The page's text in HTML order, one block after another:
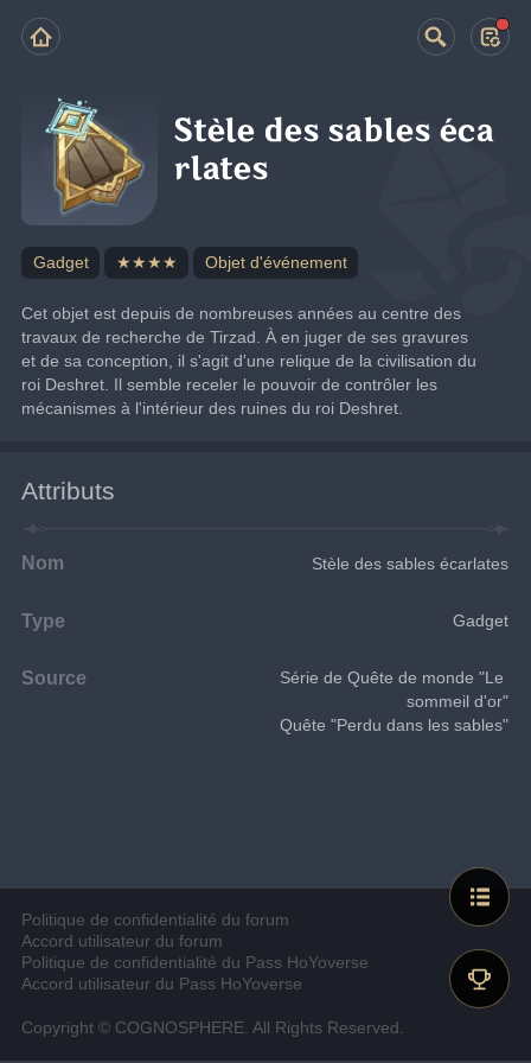
Stèle des sables éca
rlates
Gadget ★★★★ Objet d'événement
Cet objet est depuis de nombreuses années au centre des
travaux de recherche de Tirzad. À en juger de ses gravures
et de sa conception, il s'agit d'une relique de la civilisation du
roi Deshret. Il semble receler le pouvoir de contrôler les
mécanismes à l'intérieur des ruines du roi Deshret.
Attributs
Nom Stèle des sables écarlates
Type Gadget
Source
Série de Quête de monde "Le
sommeil d'or"
Quête "Perdu dans les sables"
Politique de confidentialité du forum
Accord utilisateur du forum
Politique de confidentialité du Pass HoYoverse
Accord utilisateur du Pass HoYoverse
Copyright © COGNOSPHERE. All Rights Reserved.